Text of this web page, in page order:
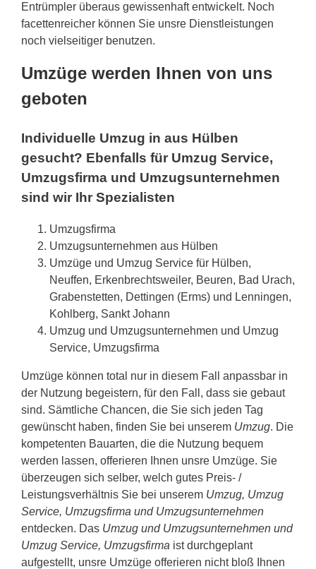
Entrümpler überaus gewissenhaft entwickelt. Noch
facettenreicher können Sie unsre Dienstleistungen
noch vielseitiger benutzen.
Umzüge werden Ihnen von uns
geboten
Individuelle Umzug in aus Hülben
gesucht? Ebenfalls für Umzug Service,
Umzugsfirma und Umzugsunternehmen
sind wir Ihr Spezialisten
Umzugsfirma
Umzugsunternehmen aus Hülben
Umzüge und Umzug Service für Hülben,
Neuffen, Erkenbrechtsweiler, Beuren, Bad Urach,
Grabenstetten, Dettingen (Erms) und Lenningen,
Kohlberg, Sankt Johann
Umzug und Umzugsunternehmen und Umzug
Service, Umzugsfirma
Umzüge können total nur in diesem Fall anpassbar in
der Nutzung begeistern, für den Fall, dass sie gebaut
sind. Sämtliche Chancen, die Sie sich jeden Tag
gewünscht haben, finden Sie bei unserem Umzug. Die
kompetenten Bauarten, die die Nutzung bequem
werden lassen, offerieren Ihnen unsre Umzüge. Sie
überzeugen sich selber, welch gutes Preis- /
Leistungsverhältnis Sie bei unserem Umzug, Umzug
Service, Umzugsfirma und Umzugsunternehmen
entdecken. Das Umzug und Umzugsunternehmen und
Umzug Service, Umzugsfirma ist durchgeplant
aufgestellt, unsre Umzüge offerieren nicht bloß Ihnen